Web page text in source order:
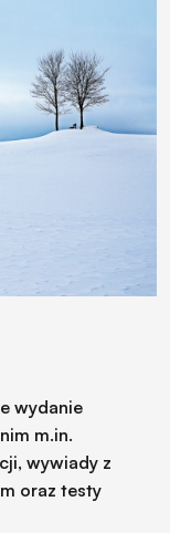
wydanie
m.in.
wywiady z
oraz testy